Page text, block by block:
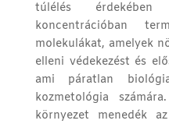
túlélés
koncentrációban
molekulákat, amelyek
elleni védekezést és
ami páratlan
kozmetológia
környezet menedék